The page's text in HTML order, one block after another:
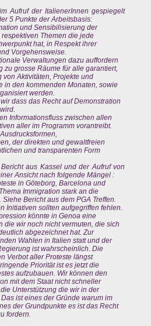
Aufruf der ItalienerInnen gespiegelt
5 Punkte der Arbeitsbasis:
und Sensibilisierung der
Themen die jede
hat, in Respekt ihrer
Vorgehensweise.
Verwaltungen dazu auffordern
zu grosse Räume für alle garantiert,
von Aktivitäten, Projekte und
in den kommenden Monaten, sowie
werden.
dass das Recht auf Demonstration
Informationsfluss zwischen allen
aller im Programm vorantreibt.
der direkten und gewaltfreien
und transparenten Form
aus Kassel und der Aufruf von
Ansicht nach folgende Mängel :
in Göteborg, Barcelona und
Immigration stark an die
Bericht aus dem PGA Treffen.
Initiativen sollten aufgegriffen fehlen.
könnte in Genoa eine
die wir noch nicht vermuten, die sich
abgezeichnet hat. Zur
Wahlen in Italien statt und der
ist wahrscheinlich. Die
Verbot aller Proteste längst
Priorität ist es jetzt die
aufzubauen. Wir können den
mit dem Staat nicht schneller
Unterstützung die wir in der
ist eines der Gründe warum im
der Grundpunkte es ist das Recht
fordern.